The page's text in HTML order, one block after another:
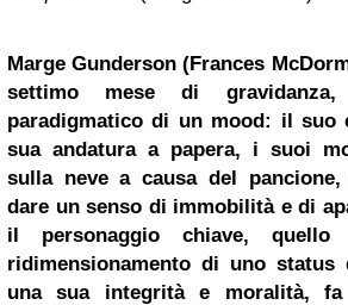
Marge Gunderson (Frances
settimo mese di
paradigmatico di un mood: il suo
sua andatura a papera, i suoi
sulla neve a causa del
dare un senso di immobilità e di
il personaggio chiave,
ridimensionamento di uno
una sua integrità e moralità,